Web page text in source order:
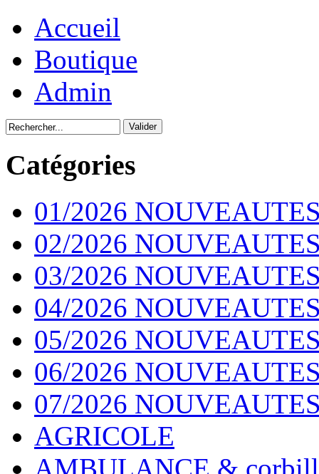
Accueil
Boutique
Admin
Catégories
01/2026
02/2026
03/2026
04/2026
05/2026
06/2026
07/2026
AGRICOLE
AMBULANCE &